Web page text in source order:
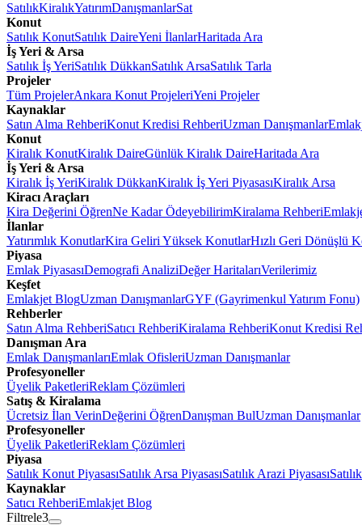
SatılıkKiralıkYatırımDanışmanlarSat
Konut
Satılık KonutSatılık DaireYeni İlanlarHaritada Ara
İş Yeri & Arsa
Satılık İş YeriSatılık DükkanSatılık ArsaSatılık Tarla
Projeler
Tüm ProjelerAnkara Konut ProjeleriYeni Projeler
Kaynaklar
Satın Alma RehberiKonut Kredisi RehberiUzman Danışmanlar
Konut
Kiralık KonutKiralık DaireGünlük Kiralık DaireHaritada Ara
İş Yeri & Arsa
Kiralık İş YeriKiralık DükkanKiralık İş Yeri PiyasasıKiralık Arsa
Kiracı Araçları
Kira Değerini ÖğrenNe Kadar ÖdeyebilirimKiralama Rehberi
İlanlar
Yatırımlık KonutlarKira Geliri Yüksek KonutlarHızlı Geri Dönüşlü
Piyasa
Emlak PiyasasıDemografi AnaliziDeğer HaritalarıVerilerimiz
Keşfet
Emlakjet BlogUzman DanışmanlarGYF (Gayrimenkul Yatırım Fonu)
Rehberler
Satın Alma RehberiSatıcı RehberiKiralama RehberiKonut Kredisi
Danışman Ara
Emlak DanışmanlarıEmlak OfisleriUzman Danışmanlar
Profesyoneller
Üyelik PaketleriReklam Çözümleri
Satış & Kiralama
Ücretsiz İlan VerinDeğerini ÖğrenDanışman BulUzman Danışmanlar
Profesyoneller
Üyelik PaketleriReklam Çözümleri
Piyasa
Satılık Konut PiyasasıSatılık Arsa PiyasasıSatılık Arazi Piyasası
Kaynaklar
Satıcı RehberiEmlakjet Blog
Filtrele3